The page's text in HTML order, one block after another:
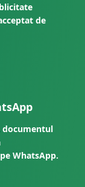
de
documentul
WhatsApp.